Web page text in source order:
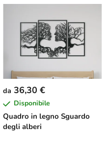
Quadro in legno Sguardo
degli alberi
da 36,30 €
Disponibile